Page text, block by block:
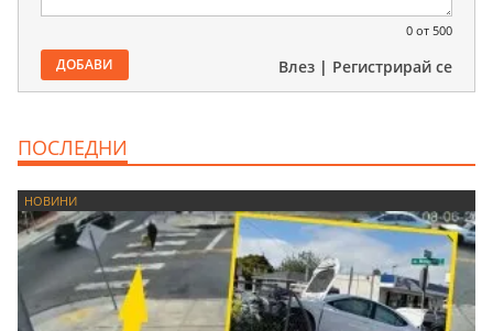
0 от 500
ДОБАВИ Влез | Регистрирай се
ПОСЛЕДНИ
НОВИНИ